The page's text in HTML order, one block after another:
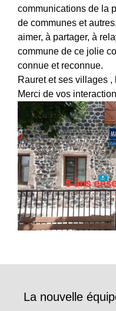
communications de la
de communes et
aimer, à partager, à
commune de ce jolie
connue et reconnue.
Rauret et ses villages
Merci de vos
La nouvelle